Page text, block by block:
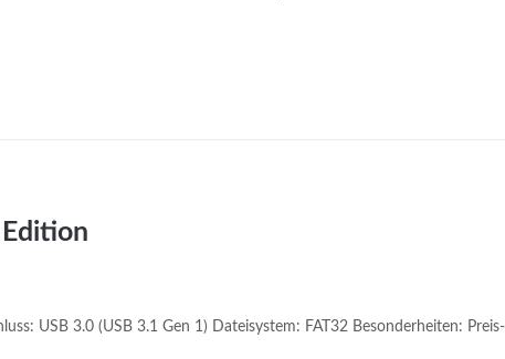
USB 3.0 (USB 3.1 Gen 1) Dateisystem: FAT32 Besonderheiten: Preis-